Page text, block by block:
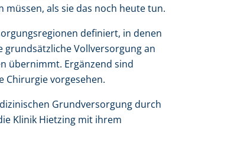
als sie das noch heute tun.
definiert, in denen
grundsätzliche Vollversorgung an
übernimmt. Ergänzend sind
Chirurgie vorgesehen.
Grundversorgung durch
Klinik Hietzing mit ihrem